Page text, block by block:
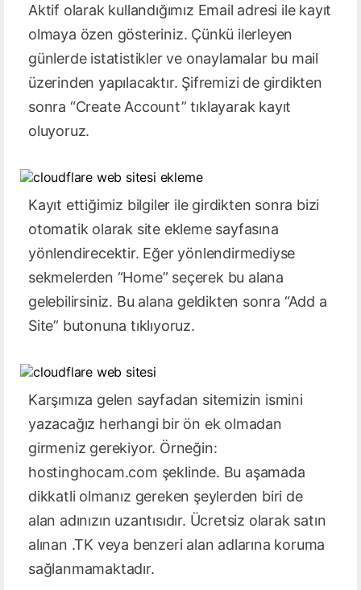
Aktif olarak kullandığımız Email adresi ile kayıt
olmaya özen gösteriniz. Çünkü ilerleyen
günlerde istatistikler ve onaylamalar bu mail
üzerinden yapılacaktır. Şifremizi de girdikten
sonra “Create Account” tıklayarak kayıt
oluyoruz.
Kayıt ettiğimiz bilgiler ile girdikten sonra bizi
otomatik olarak site ekleme sayfasına
yönlendirecektir. Eğer yönlendirmediyse
sekmelerden “Home” seçerek bu alana
gelebilirsiniz. Bu alana geldikten sonra “Add a
Site” butonuna tıklıyoruz.
Karşımıza gelen sayfadan sitemizin ismini
yazacağız herhangi bir ön ek olmadan
girmeniz gerekiyor. Örneğin:
hostinghocam.com şeklinde. Bu aşamada
dikkatli olmanız gereken şeylerden biri de
alan adınızın uzantısıdır. Ücretsiz olarak satın
alınan .TK veya benzeri alan adlarına koruma
sağlanmamaktadır.